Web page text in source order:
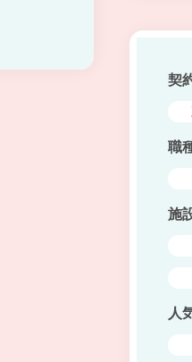
契
職
施
人